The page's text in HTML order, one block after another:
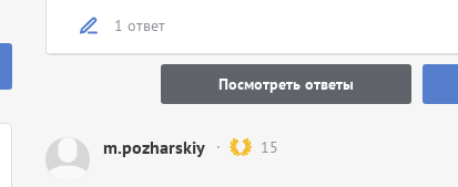
1 ответ
Посмотреть ответы
m.pozharskiy 15